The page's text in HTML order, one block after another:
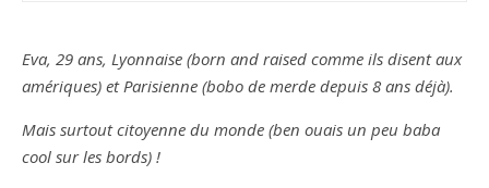
Eva, 29 ans, Lyonnaise (born and raised comme ils disent aux
amériques) et Parisienne (bobo de merde depuis 8 ans déjà).
Mais surtout citoyenne du monde (ben ouais un peu baba
cool sur les bords) !